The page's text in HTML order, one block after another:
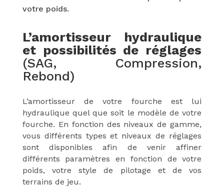
votre poids.
L’amortisseur hydraulique
et possibilités de réglages
(SAG, Compression,
Rebond)
L’amortisseur de votre fourche est lui
hydraulique quel que soit le modèle de votre
fourche. En fonction des niveaux de gamme,
vous différents types et niveaux de réglages
sont disponibles afin de venir affiner
différents paramètres en fonction de votre
poids, votre style de pilotage et de vos
terrains de jeu.